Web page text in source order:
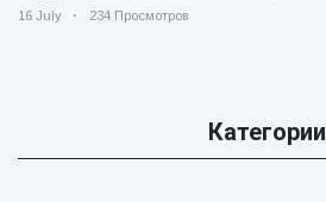
16 July 234 Просмотров
Категории